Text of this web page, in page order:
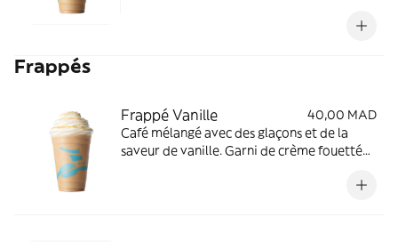
Frappés
Frappé Vanille
40,00 MAD
Café mélangé avec des glaçons et de la
saveur de vanille. Garni de crème fouettée